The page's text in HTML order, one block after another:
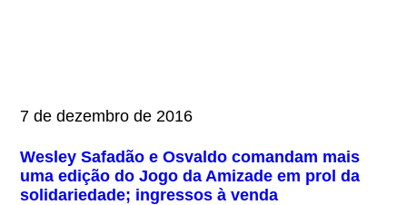
7 de dezembro de 2016
Wesley Safadão e Osvaldo comandam mais
uma edição do Jogo da Amizade em prol da
solidariedade; ingressos à venda